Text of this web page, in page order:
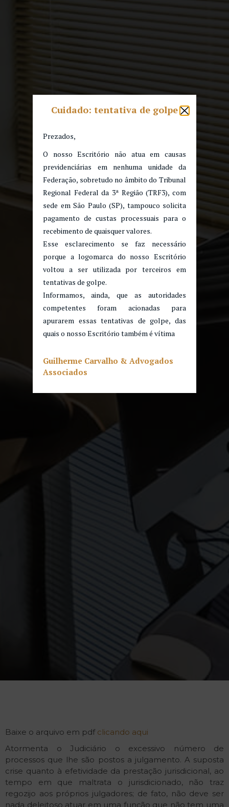
Baixe o arquivo em pdf clicando aqui
Atormenta o Judiciário o excessivo número de
processos que lhe são postos a julgamento. A suposta
crise quanto à efetividade da prestação jurisdicional, ao
tempo em que maltrata o jurisdicionado, não traz
regozijo aos próprios julgadores; de fato, não deve ser
nada deleitoso atuar em uma função que não tem uma
Cuidado: tentativa de golpe
Prezados,
O nosso Escritório não atua em causas
previdenciárias em nenhuma unidade da
Federação, sobretudo no âmbito do Tribunal
Regional Federal da 3ª Região (TRF3), com
sede em São Paulo (SP), tampouco solicita
pagamento de custas processuais para o
recebimento de quaisquer valores.
Esse esclarecimento se faz necessário
porque a logomarca do nosso Escritório
voltou a ser utilizada por terceiros em
tentativas de golpe.
Informamos, ainda, que as autoridades
competentes foram acionadas para
apurarem essas tentativas de golpe, das
quais o nosso Escritório também é vítima
Guilherme Carvalho & Advogados
Associados